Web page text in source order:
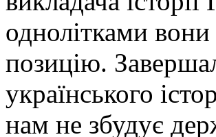
однолітками
позицію.
українського
нам не збудує